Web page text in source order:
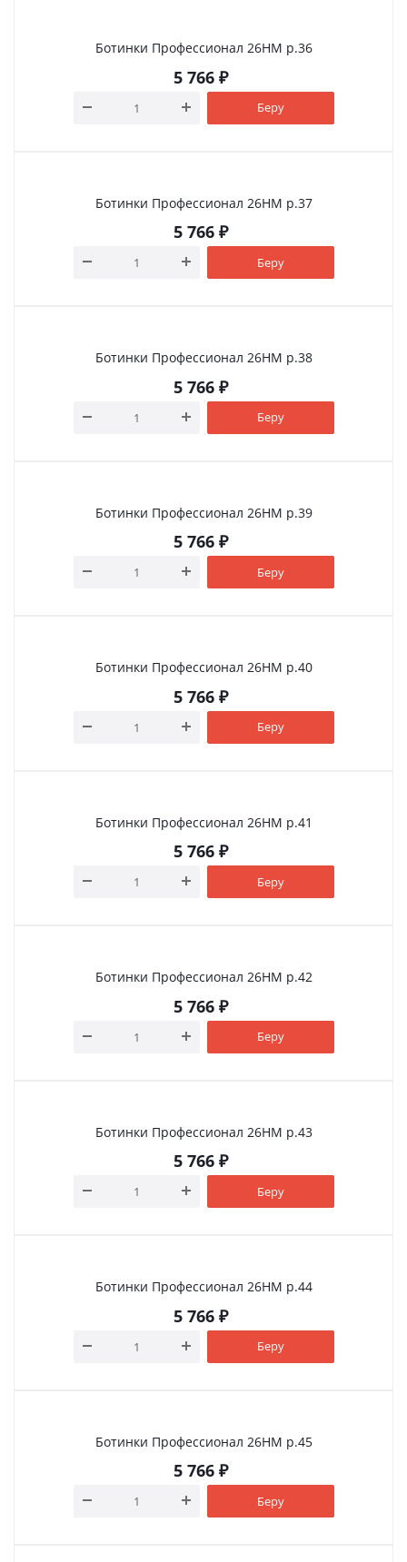
Ботинки Профессионал 26НМ р.36
5 766₽
Беру
Ботинки Профессионал 26НМ р.37
5 766₽
Беру
Ботинки Профессионал 26НМ р.38
5 766₽
Беру
Ботинки Профессионал 26НМ р.39
5 766₽
Беру
Ботинки Профессионал 26НМ р.40
5 766₽
Беру
Ботинки Профессионал 26НМ р.41
5 766₽
Беру
Ботинки Профессионал 26НМ р.42
5 766₽
Беру
Ботинки Профессионал 26НМ р.43
5 766₽
Беру
Ботинки Профессионал 26НМ р.44
5 766₽
Беру
Ботинки Профессионал 26НМ р.45
5 766₽
Беру